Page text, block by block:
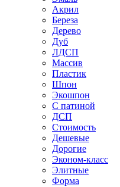
Акрил
Береза
Дерево
Дуб
ЛДСП
Массив
Пластик
Шпон
Экошпон
С патиной
ДСП
Стоимость
Дешевые
Дорогие
Эконом-класс
Элитные
Форма